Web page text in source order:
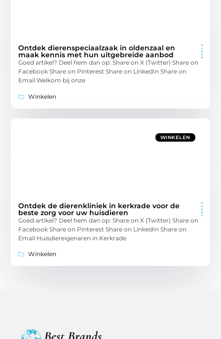
Ontdek dierenspeciaalzaak in oldenzaal en
maak kennis met hun uitgebreide aanbod
Goed artikel? Deel hem dan op: Share on X (Twitter) Share on
Facebook Share on Pinterest Share on LinkedIn Share on
Email Welkom bij onze
Winkelen
WINKELEN
Ontdek de dierenkliniek in kerkrade voor de
beste zorg voor uw huisdieren
Goed artikel? Deel hem dan op: Share on X (Twitter) Share on
Facebook Share on Pinterest Share on LinkedIn Share on
Email Huisdiereigenaren in Kerkrade
Winkelen